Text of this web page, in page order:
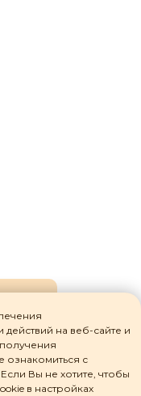
на веб-сайте и
с
Если Вы не хотите, чтобы
в настройках
данных